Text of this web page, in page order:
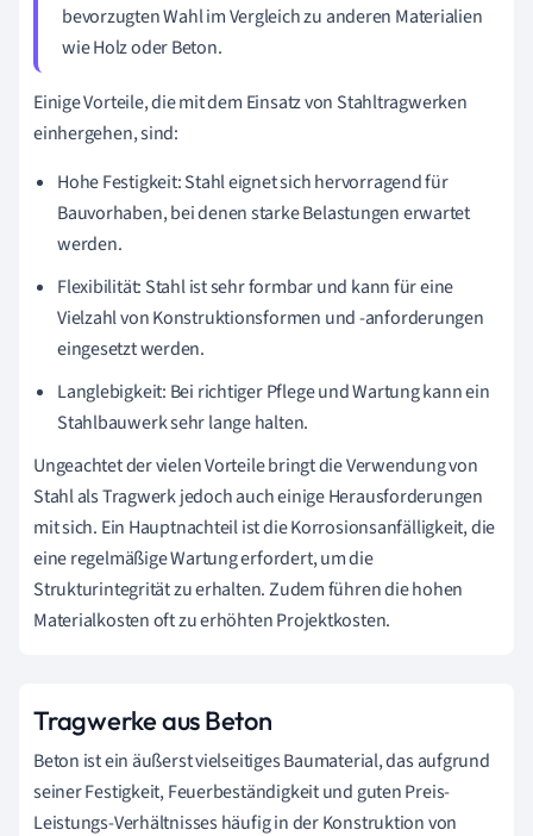
bevorzugten Wahl im Vergleich zu anderen Materialien
wie Holz oder Beton.
Einige Vorteile, die mit dem Einsatz von Stahltragwerken
einhergehen, sind:
Hohe Festigkeit: Stahl eignet sich hervorragend für
Bauvorhaben, bei denen starke Belastungen erwartet
werden.
Flexibilität: Stahl ist sehr formbar und kann für eine
Vielzahl von Konstruktionsformen und -anforderungen
eingesetzt werden.
Langlebigkeit: Bei richtiger Pflege und Wartung kann ein
Stahlbauwerk sehr lange halten.
Ungeachtet der vielen Vorteile bringt die Verwendung von
Stahl als Tragwerk jedoch auch einige Herausforderungen
mit sich. Ein Hauptnachteil ist die Korrosionsanfälligkeit, die
eine regelmäßige Wartung erfordert, um die
Strukturintegrität zu erhalten. Zudem führen die hohen
Materialkosten oft zu erhöhten Projektkosten.
Tragwerke aus Beton
Beton ist ein äußerst vielseitiges Baumaterial, das aufgrund
seiner Festigkeit, Feuerbeständigkeit und guten Preis-
Leistungs-Verhältnisses häufig in der Konstruktion von